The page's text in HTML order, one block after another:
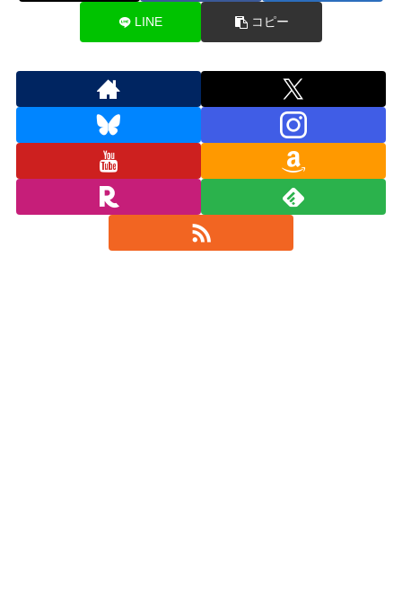
LINE コピー